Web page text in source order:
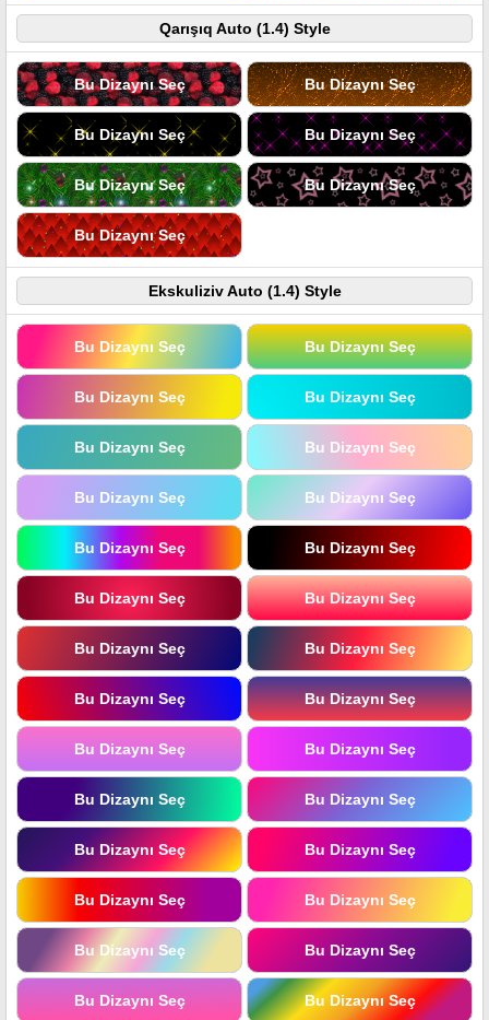
Qarışıq Auto (1.4) Style
Bu Dizaynı Seç Bu Dizaynı Seç
Bu Dizaynı Seç Bu Dizaynı Seç
Bu Dizaynı Seç Bu Dizaynı Seç
Bu Dizaynı Seç
Ekskuliziv Auto (1.4) Style
Bu Dizaynı Seç Bu Dizaynı Seç
Bu Dizaynı Seç Bu Dizaynı Seç
Bu Dizaynı Seç Bu Dizaynı Seç
Bu Dizaynı Seç Bu Dizaynı Seç
Bu Dizaynı Seç Bu Dizaynı Seç
Bu Dizaynı Seç Bu Dizaynı Seç
Bu Dizaynı Seç Bu Dizaynı Seç
Bu Dizaynı Seç Bu Dizaynı Seç
Bu Dizaynı Seç Bu Dizaynı Seç
Bu Dizaynı Seç Bu Dizaynı Seç
Bu Dizaynı Seç Bu Dizaynı Seç
Bu Dizaynı Seç Bu Dizaynı Seç
Bu Dizaynı Seç Bu Dizaynı Seç
Bu Dizaynı Seç Bu Dizaynı Seç